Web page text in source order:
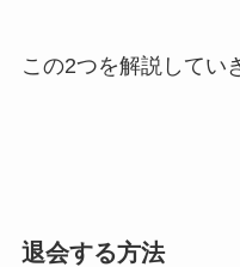
この2つを解説してい
退会する方法